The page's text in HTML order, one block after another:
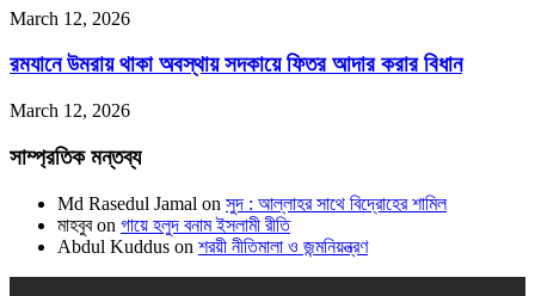
March 12, 2026
রমযানে উমরায় থাকা অবস্থায় সদকায়ে ফিতর আদার করার বিধান
March 12, 2026
সাম্প্রতিক মন্তব্য
Md Rasedul Jamal on সুদ : আল্লাহর সাথে বিদ্রোহের শামিল
মাহবুবon গায়ে হলুদ বনাম ইসলামী রীতি
Abdul Kuddus on শরয়ী নীতিমালা ও জন্মনিয়ন্ত্রণ